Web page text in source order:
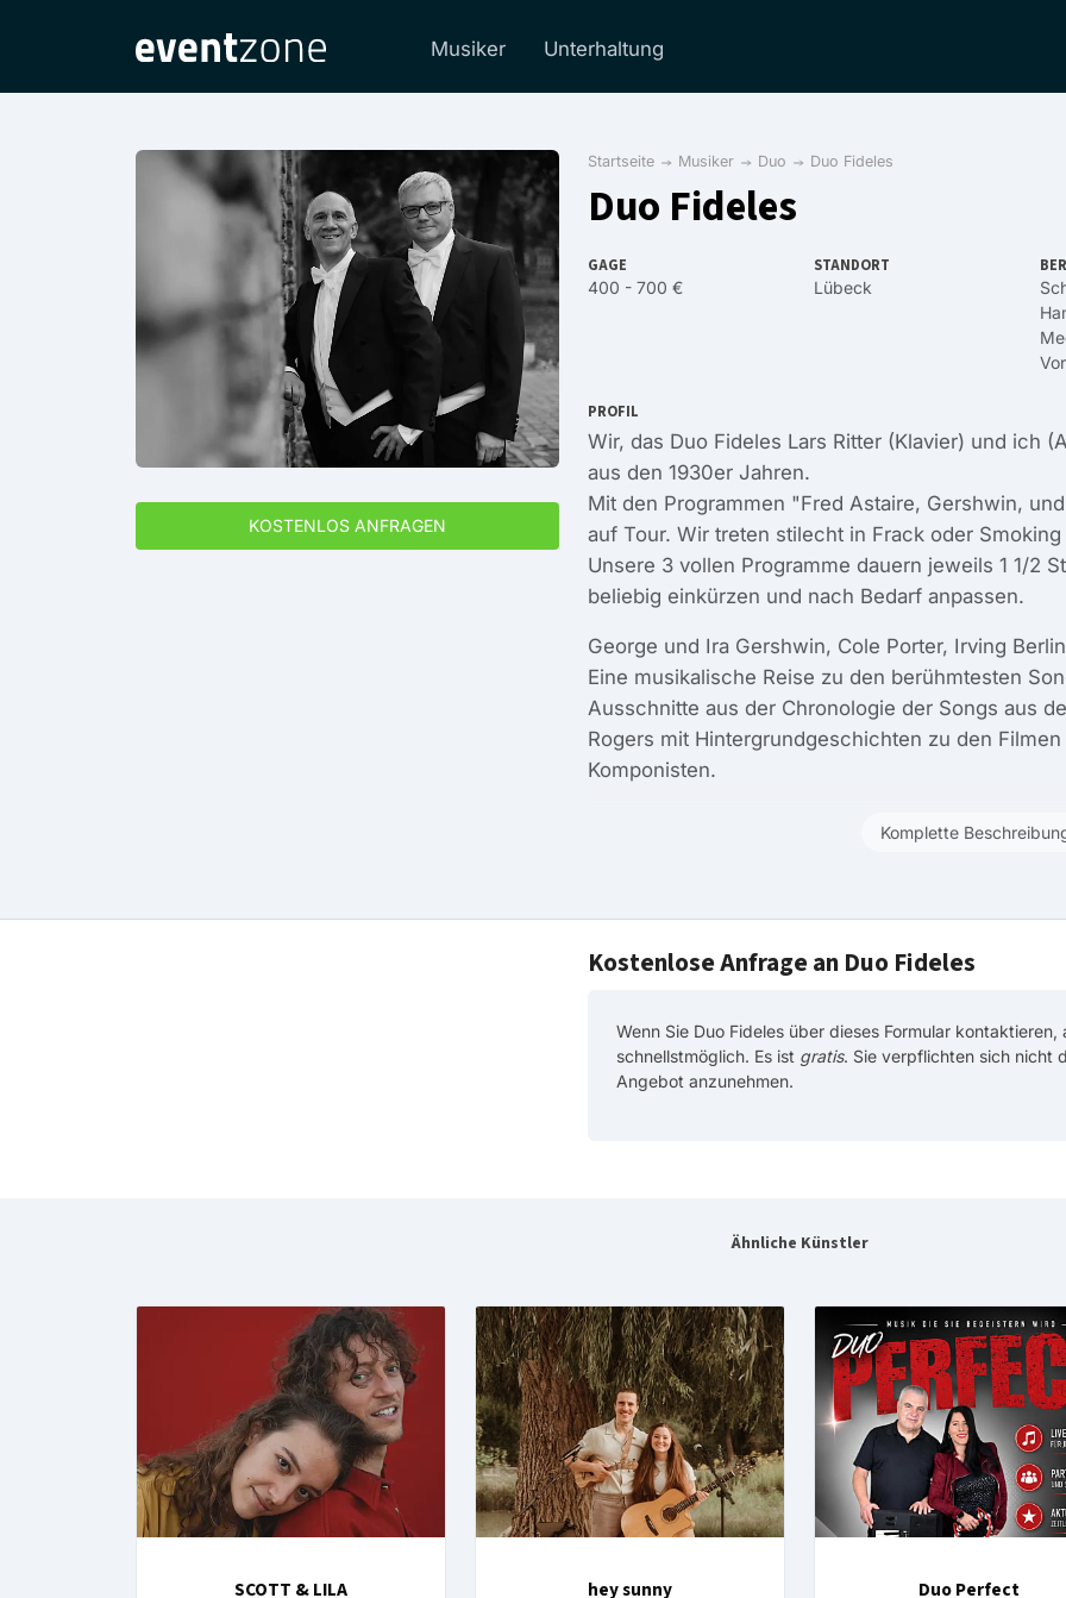
Musiker Unterhaltung
KOSTENLOS ANFRAGEN
Startseite Musiker Duo Duo Fideles
Duo Fideles
GAGE
400 - 700 €
STANDORT
Lübeck
PROFIL
Wir, das Duo Fideles Lars Ritter (Klavier) und ich
aus den 1930er Jahren.
Mit den Programmen "Fred Astaire, Gershwin,
auf Tour. Wir treten stilecht in Frack oder Smoking
Unsere 3 vollen Programme dauern jeweils 1 1/2
beliebig einkürzen und nach Bedarf anpassen.
George und Ira Gershwin, Cole Porter, Irving
Eine musikalische Reise zu den berühmtesten
Ausschnitte aus der Chronologie der Songs aus
Rogers mit Hintergrundgeschichten zu den
Komponisten.
Komplette
Kostenlose Anfrage an Duo Fideles
Wenn Sie Duo Fideles über dieses Formular
schnellstmöglich. Es ist gratis. Sie verpflichten sich nicht
Angebot anzunehmen.
Ähnliche Künstler
SCOTT & LILA hey sunny Duo Perfect